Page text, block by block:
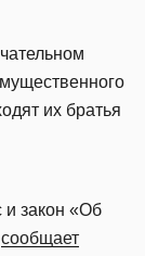
их братья
и закон «Об
сообщает